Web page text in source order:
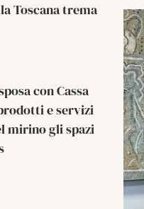
Toscana trema
con Cassa
e servizi
mirino gli spazi